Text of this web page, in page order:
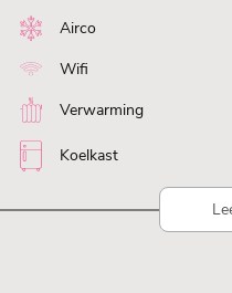
Airco
Wifi
Verwarming
Koelkast